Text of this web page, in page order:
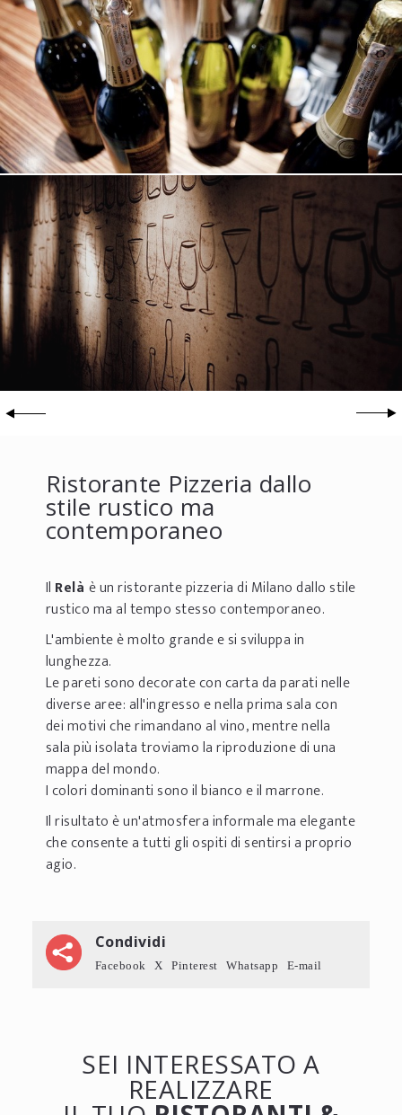
Ristorante Pizzeria dallo
stile rustico ma
contemporaneo
Il Relà è un ristorante pizzeria di Milano dallo stile
rustico ma al tempo stesso contemporaneo.
L'ambiente è molto grande e si sviluppa in
lunghezza.
Le pareti sono decorate con carta da parati nelle
diverse aree: all'ingresso e nella prima sala con
dei motivi che rimandano al vino, mentre nella
sala più isolata troviamo la riproduzione di una
mappa del mondo.
I colori dominanti sono il bianco e il marrone.
Il risultato è un'atmosfera informale ma elegante
che consente a tutti gli ospiti di sentirsi a proprio
agio.
Condividi
Facebook X Pinterest Whatsapp E-mail
SEI INTERESSATO A
REALIZZARE